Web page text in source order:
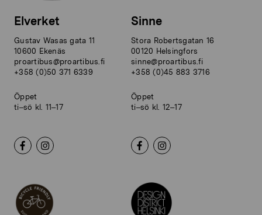
Elverket
Gustav Wasas gata 11
10600 Ekenäs
proartibus@proartibus.fi
+358 (0)50 371 6339
Öppet
ti–sö kl. 11–17
Sinne
Stora Robertsgatan 16
00120 Helsingfors
sinne@proartibus.fi
+358 (0)45 883 3716
Öppet
ti–sö kl. 12–17